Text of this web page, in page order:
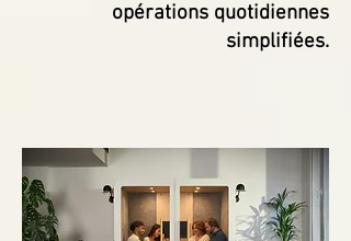
opérations quotidiennes
simplifiées.